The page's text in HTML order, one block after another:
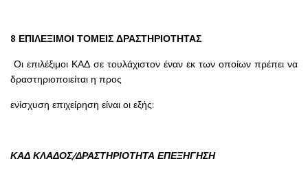
8 ΕΠΙΛΕΞΙΜΟΙ ΤΟΜΕΙΣ ΔΡΑΣΤΗΡΙΟΤΗΤΑΣ
Οι επιλέξιμοι ΚΑΔ σε τουλάχιστον έναν εκ των οποίων πρέπει να
δραστηριοποιείται η προς
ενίσχυση επιχείρηση είναι οι εξής:
ΚΑΔ ΚΛΑΔΟΣ/ΔΡΑΣΤΗΡΙΟΤΗΤΑ ΕΠΕΞΗΓΗΣΗ